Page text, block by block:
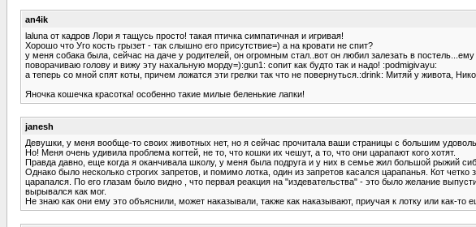
an4ik
laluna от кадров Лори я тащусь просто! такая птичка симпатичная и игривая!
Хорошо что Уго кость грызет - так слышно его присутствие=) а на кровати не спит?
у меня собака была, сейчас на даче у родителей, он огромным стал..вот он любил залезать в
поворачиваю голову и вижу эту нахальную морду=):gun1: сопит как будто так и надо! :podmigivayu:
а теперь со мной спят коты, причем ложатся эти грелки так что не повернуться.:drink: Митяй у живота,
Яночка кошечка красотка! особенно такие милые беленькие лапки!
janesh
Девушки, у меня вообще-то своих животных нет, но я сейчас прочитала ваши страницы с большим
Но! Меня очень удивила проблема когтей, не то, что кошки их чешут, а то, что они царапают кого хотят.
Правда давно, еще когда я оканчивала школу, у меня была подруга и у них в семье жил большой рыжий
Однако было несколько строгих запретов, и помимо лотка, один из запретов касался царапанья. Кот
царапался. По его глазам было видно , что первая реакция на "издевательства" - это было желание
вырывался как мог.
Не знаю как они ему это объяснили, может наказывали, также как наказывают, приучая к лотку или как-